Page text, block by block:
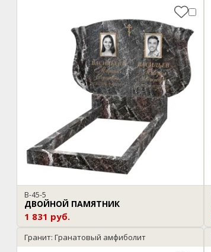
B-45-5
ДВОЙНОЙ ПАМЯТНИК
1 831 руб.
Гранит: Гранатовый амфиболит